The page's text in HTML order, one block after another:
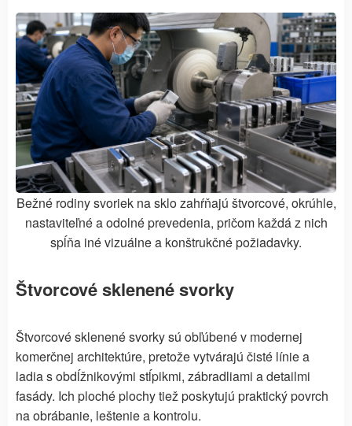
Bežné rodiny svoriek na sklo zahŕňajú štvorcové, okrúhle,
nastaviteľné a odolné prevedenia, pričom každá z nich
spĺňa iné vizuálne a konštrukčné požiadavky.
Štvorcové sklenené svorky
Štvorcové sklenené svorky sú obľúbené v modernej
komerčnej architektúre, pretože vytvárajú čisté línie a
ladia s obdĺžnikovými stĺpikmi, zábradliami a detailmi
fasády. Ich ploché plochy tiež poskytujú praktický povrch
na obrábanie, leštenie a kontrolu.